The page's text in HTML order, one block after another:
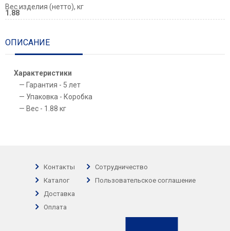
Вес изделия (нетто), кг
1.88
ОПИСАНИЕ
Характеристики
Гарантия - 5 лет
Упаковка - Коробка
Вес - 1.88 кг
Контакты
Каталог
Доставка
Оплата
Сотрудничество
Пользовательское соглашение